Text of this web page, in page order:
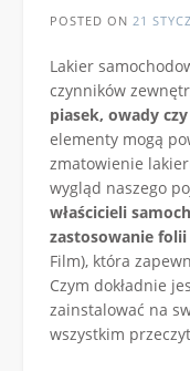
POSTED ON 21
Lakier
czynników
piasek, owady
elementy mogą
zmatowienie
wygląd naszego
właścicieli
zastosowanie folii
Film), która
Czym dokładnie
zainstalować na
wszystkim